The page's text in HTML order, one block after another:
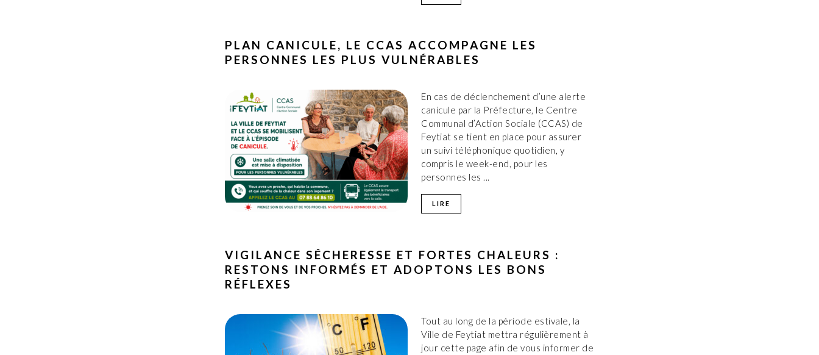
PLAN CANICULE, LE CCAS ACCOMPAGNE LES
PERSONNES LES PLUS VULNÉRABLES
En cas de déclenchement d’une alerte
canicule par la Préfecture, le Centre
Communal d’Action Sociale (CCAS) de
Feytiat se tient en place pour assurer
un suivi téléphonique quotidien, y
compris le week-end, pour les
personnes les ...
LIRE
VIGILANCE SÉCHERESSE ET FORTES CHALEURS :
RESTONS INFORMÉS ET ADOPTONS LES BONS
RÉFLEXES
Tout au long de la période estivale, la
Ville de Feytiat mettra régulièrement à
jour cette page afin de vous informer de